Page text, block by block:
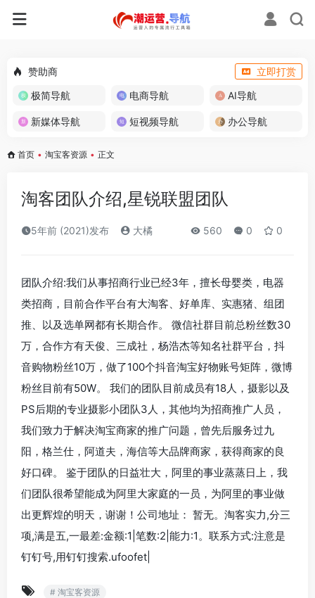
赞助商
立即打赏
极简导航
电商导航 AI导航
新媒体导航 短视频导航 办公导航
首页 • 淘宝客资源 • 正文
淘客团队介绍,星锐联盟团队
5年前 (2021)发布 大橘 560 0 0
团队介绍:我们从事招商行业已经3年，擅长母婴类，电器
类招商，目前合作平台有大淘客、好单库、实惠猪、组团
推、以及选单网都有长期合作。 微信社群目前总粉丝数30
万，合作方有天俊、三成社，杨浩杰等知名社群平台，抖
音购物粉丝10万，做了100个抖音淘宝好物账号矩阵，微博
粉丝目前有50W。 我们的团队目前成员有18人，摄影以及
PS后期的专业摄影小团队3人，其他均为招商推广人员，
我们致力于解决淘宝商家的推广问题，曾先后服务过九
阳，格兰仕，阿道夫，海信等大品牌商家，获得商家的良
好口碑。 鉴于团队的日益壮大，阿里的事业蒸蒸日上，我
们团队很希望能成为阿里大家庭的一员，为阿里的事业做
出更辉煌的明天，谢谢！公司地址： 暂无。淘客实力,分三
项,满是五,一最差:金额:1|笔数:2|能力:1。联系方式:注意是
钉钉号,用钉钉搜索.ufoofet|
# 淘宝客资源